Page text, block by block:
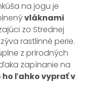
na jogu je
vláknami
zo Strednej
rastlinné perie.
z prírodných
zapínanie na
ho ľahko vyprať v